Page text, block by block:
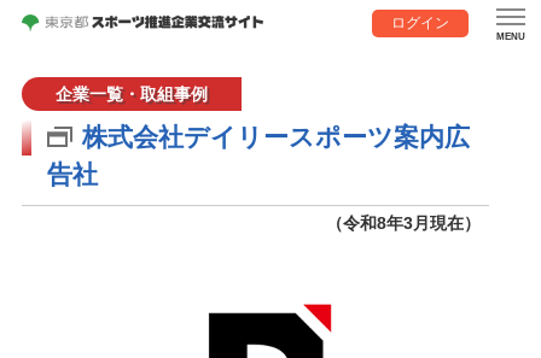
ログイン
企業一覧・取組事例
株式会社デイリースポーツ案内広
告社
（令和8年3月現在）